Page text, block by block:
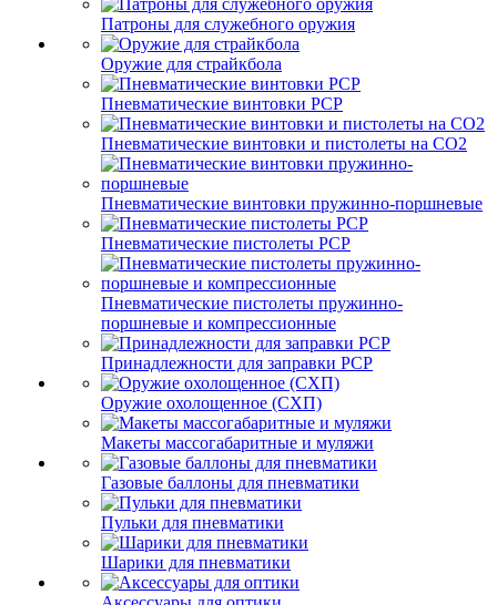
Патроны для служебного оружия
Оружие для страйкбола
Пневматические винтовки PCP
Пневматические винтовки и пистолеты на CO2
Пневматические винтовки пружинно-поршневые
Пневматические пистолеты PCP
Пневматические пистолеты пружинно-
поршневые и компрессионные
Принадлежности для заправки PCP
Оружие охолощенное (СХП)
Макеты массогабаритные и муляжи
Газовые баллоны для пневматики
Пульки для пневматики
Шарики для пневматики